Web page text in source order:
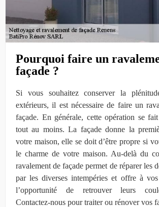
Pourquoi faire un
façade ?
Si vous souhaitez conserver la
extérieurs, il est nécessaire de faire un
façade. En générale, cette opération se
tout au moins. La façade donne la
votre maison, elle se doit d’être propre si
le charme de votre maison. Au-delà du
ravalement de façade permet de réparer les
par les diverses intempéries et offre à
l’opportunité de retrouver leurs
Contactez-nous pour traiter ou rénover vos